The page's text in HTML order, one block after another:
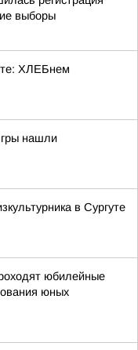
выборы
ХЛЕБнем
нашли
в Сургуте
юбилейные
юных